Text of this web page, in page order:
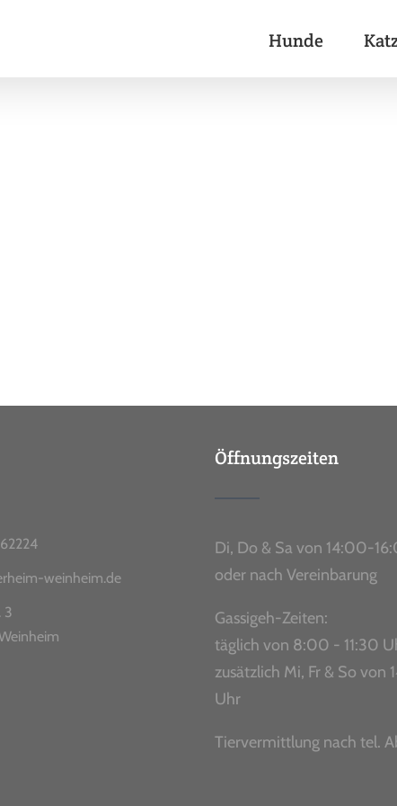
Hunde
weinheim.de
3
Öffnungszeiten
Di, Do & Sa von 14:00-
oder nach Vereinbarung
Gassigeh-Zeiten:
täglich von 8:00 - 11:30
zusätzlich Mi, Fr & So
Uhr
Tiervermittlung nach tel.